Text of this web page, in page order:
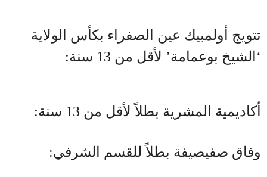
تتويج أولمبيك عين الصفراء بكأس الولاية
‘الشيخ بوعمامة’ لأقل من 13 سنة:
أكاديمية المشرية بطلاً لأقل من 13 سنة:
وفاق صفيصيفة بطلاً للقسم الشرفي: